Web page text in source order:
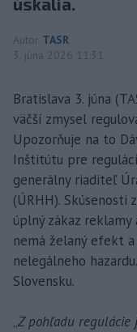
Autor TASR
3. júna 2026 11:31
Bratislava 3. júna
väčší zmysel
Upozorňuje na to
Inštitútu pre
generálny riaditeľ
(ÚRHH). Skúsenosti
úplný zákaz reklamy
nemá želaný efekt
nelegálneho
Slovensku.
„Z pohľadu regulácie